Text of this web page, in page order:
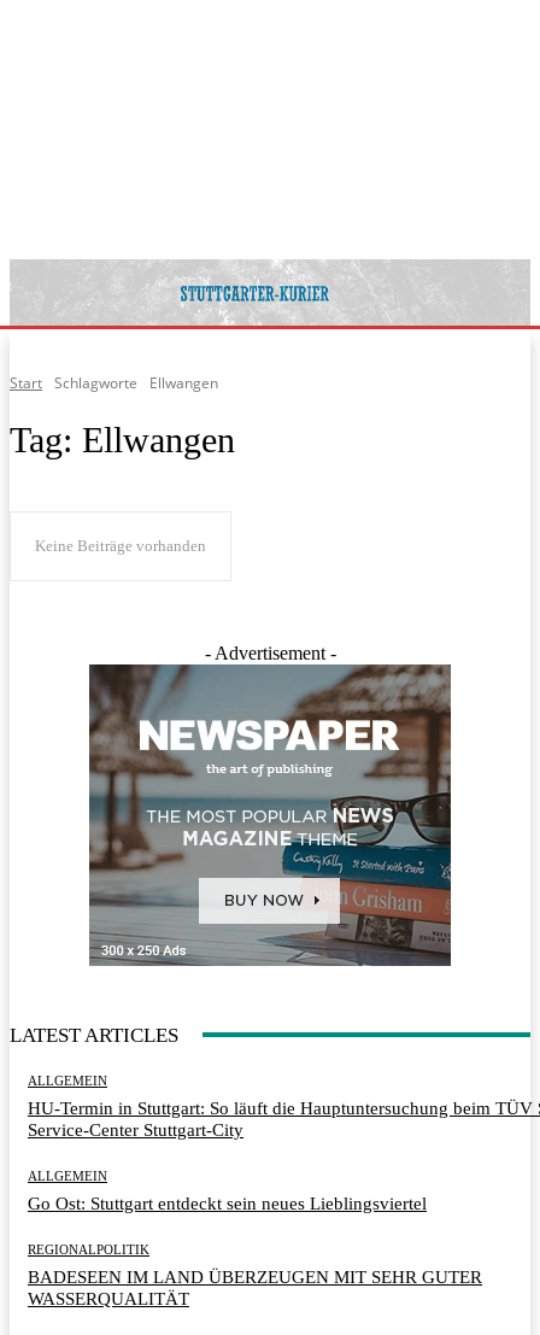
Start Schlagworte Ellwangen
Tag: Ellwangen
Keine Beiträge vorhanden
- Advertisement -
LATEST ARTICLES
ALLGEMEIN
HU-Termin in Stuttgart: So läuft die Hauptuntersuchung beim TÜV
Service-Center Stuttgart-City
ALLGEMEIN
Go Ost: Stuttgart entdeckt sein neues Lieblingsviertel
REGIONALPOLITIK
BADESEEN IM LAND ÜBERZEUGEN MIT SEHR GUTER
WASSERQUALITÄT